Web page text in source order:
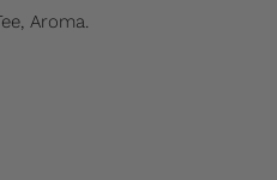
Aroma.